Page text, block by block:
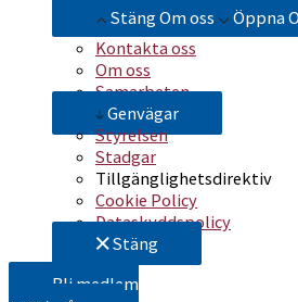
Stäng Om oss
Öppna
Kontakta oss
Om oss
Samarbeten
Genvägar
Styrelsen
Stadgar
Tillgänglighetsdirektiv
Cookie Policy
Dataskyddspolicy
Stäng
Bli medlem